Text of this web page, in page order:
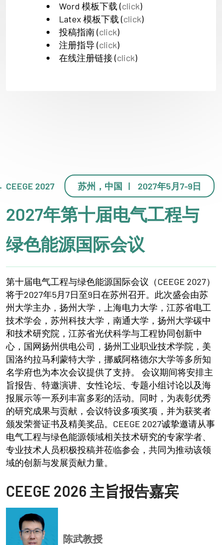
Word 模板下载 (click)
Latex 模板下载 (click)
投稿指南 (click)
注册指导 (click)
在线注册链接 (click)
CEEGE 2027 苏州，中国 | 2027年5月7-9日
2027年第十届电气工程与
绿色能源国际会议
第十届电气工程与绿色能源国际会议（CEEGE 2027）
将于2027年5月7日至9日在苏州召开。此次盛会由苏
州大学主办，扬州大学，上海电力大学，江苏省电工
技术学会，苏州科技大学，南通大学，扬州大学碳中
和技术研究院，江苏省光伏科学与工程协同创新中
心，国网扬州供电公司，扬州工业职业技术学院，美
国洛约拉马利蒙特大学，挪威阿格德尔大学等多所知
名学府也为本次会议提供了支持。 会议期间将安排主
旨报告、特邀演讲、女性论坛、专题小组讨论以及海
报展示等一系列丰富多彩的活动。同时，为表彰优秀
的研究成果与贡献，会议特设多项奖项，并为获奖者
颁发荣誉证书及精美奖品。CEEGE 2027诚挚邀请从事
电气工程与绿色能源领域相关技术研究的专家学者、
专业技术人员积极投稿并莅临参会，共同为推动该领
域的创新与发展贡献力量。
CEEGE 2026 主旨报告嘉宾
陈武教授